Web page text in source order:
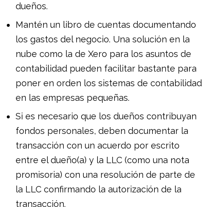
dueños.
Mantén un libro de cuentas documentando
los gastos del negocio. Una solución en la
nube como la de Xero para los asuntos de
contabilidad pueden facilitar bastante para
poner en orden los sistemas de contabilidad
en las empresas pequeñas.
Si es necesario que los dueños contribuyan
fondos personales, deben documentar la
transacción con un acuerdo por escrito
entre el dueño(a) y la LLC (como una nota
promisoria) con una resolución de parte de
la LLC confirmando la autorización de la
transacción.